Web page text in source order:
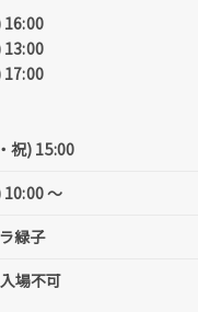
祝) 15:00
〜
緑子
場不可